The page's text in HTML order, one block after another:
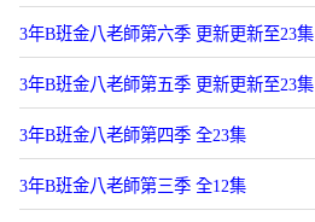
3年B班金八老師第六季 更新更新至23集
3年B班金八老師第五季 更新更新至23集
3年B班金八老師第四季 全23集
3年B班金八老師第三季 全12集